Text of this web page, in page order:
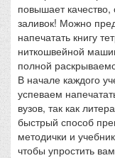
повышает
заливок! Можно
напечатать книгу
ниткошвейной
полной
В начале каждого
успеваем
вузов, так как
быстрый способ
методички и
чтобы упростить